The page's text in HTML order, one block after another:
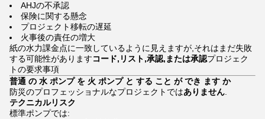
AHJの不承認
保険に関する懸念
プロジェクト移転の遅延
火事後の責任の増大
紙の水力課金点に一致しているように見えますが,それはまだ失敗
する可能性がありますコード,リスト,承認,または承認プロジェク
トの要求事項
普通 の 水 ポンプ を 火 ポンプ と する こと が でき ます か
防災のプロフェッショナルなプロジェクトではありません
テクニカルリスク
標準ポンプでは: